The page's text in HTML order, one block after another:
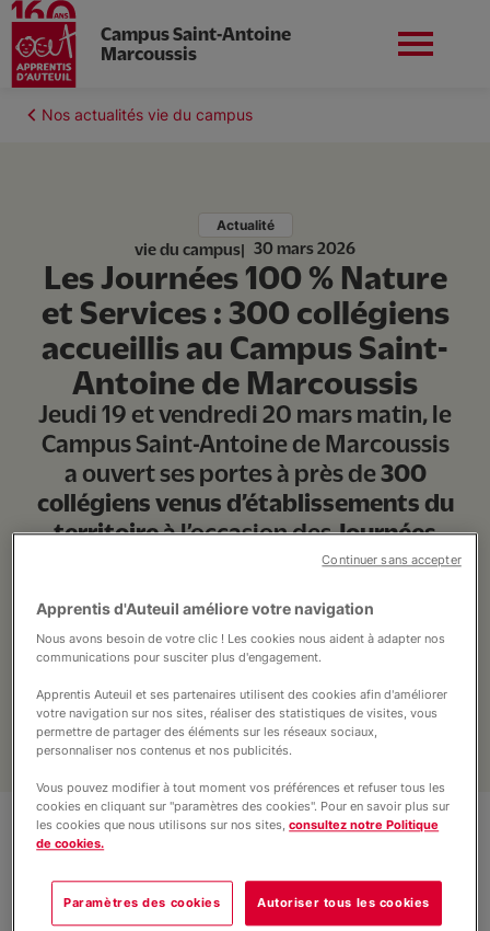
Campus Saint-Antoine
Marcoussis
Vie du campus
Scolarité
Apprentissage
Formations professionnelles et
continues
Infos pratiques et contact
Apprentis d'Auteuil en
Fil Nos actualités vie du campus
Actualité
vie du campus 30 mars 2026
Les Journées 100 % Nature
et Services : 300 collégiens
accueillis au Campus Saint-
Antoine de Marcoussis
Jeudi 19 et vendredi 20 mars matin, le
Campus Saint-Antoine de Marcoussis
a ouvert ses portes à près de300
collégiens venus d’établissements du
territoireà l’occasion desJournées
100 % Nature et Services.
Apprentis d'Auteuil améliore votre navigation
Nous avons besoin de votre clic ! Les cookies nous aident à adapter nos
communications pour susciter plus d'engagement.
Apprentis Auteuil et ses partenaires utilisent des cookies afin d'améliorer
votre navigation sur nos sites, réaliser des statistiques de visites, vous
permettre de partager des éléments sur les réseaux sociaux,
personnaliser nos contenus et nos publicités.
Vous pouvez modifier à tout moment vos préférences et refuser tous les
cookies en cliquant sur "paramètres des cookies". Pour en savoir plus sur
les cookies que nous utilisons sur nos sites,consultez notre Politique
de cookies.
Paramètres des cookies Autoriser tous les cookies
Continuer sans accepter